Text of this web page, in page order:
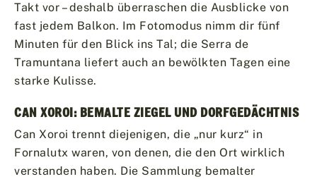
Takt vor – deshalb überraschen die Ausblicke von
fast jedem Balkon. Im Fotomodus nimm dir fünf
Minuten für den Blick ins Tal; die Serra de
Tramuntana liefert auch an bewölkten Tagen eine
starke Kulisse.
CAN XOROI: BEMALTE ZIEGEL UND DORFGEDÄCHTNIS
Can Xoroi trennt diejenigen, die „nur kurz“ in
Fornalutx waren, von denen, die den Ort wirklich
verstanden haben. Die Sammlung bemalter